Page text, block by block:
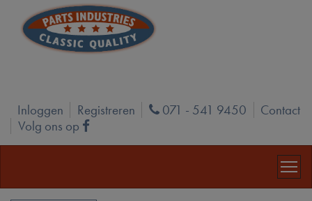
Inloggen Registreren Phone
071 - 541 9450
Contact
Volg ons op
Facebook